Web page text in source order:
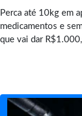
Perca até 10kg em
medicamentos e
que vai dar